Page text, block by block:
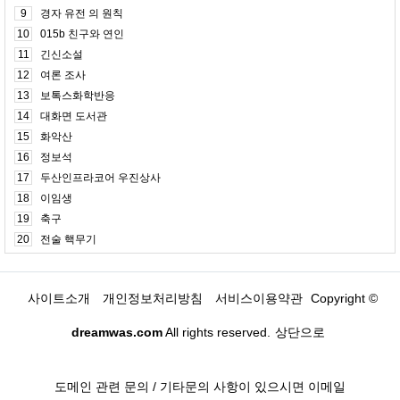
9
경자 유전 의 원칙
10
015b 친구와 연인
11
긴신소설
12
여론 조사
13
보톡스화학반응
14
대화면 도서관
15
화악산
16
정보석
17
두산인프라코어 우진상사
18
이임생
19
축구
20
전술 핵무기
사이트소개 개인정보처리방침 서비스이용약관 Copyright ©
dreamwas.comAll rights reserved. 상단으로
도메인 관련 문의 / 기타문의 사항이 있으시면 이메일